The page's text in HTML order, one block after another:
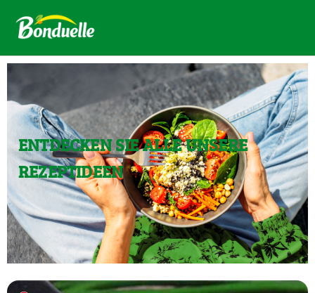
ENTDECKEN SIE ALLE UNSERE
REZEPTIDEEN